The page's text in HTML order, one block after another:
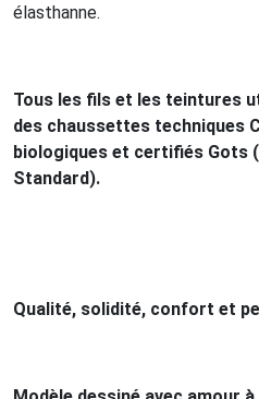
élasthanne.
Tous les fils et les teintures
des chaussettes techniques
biologiques et certifiés Gots
Standard).
Qualité, solidité, confort et